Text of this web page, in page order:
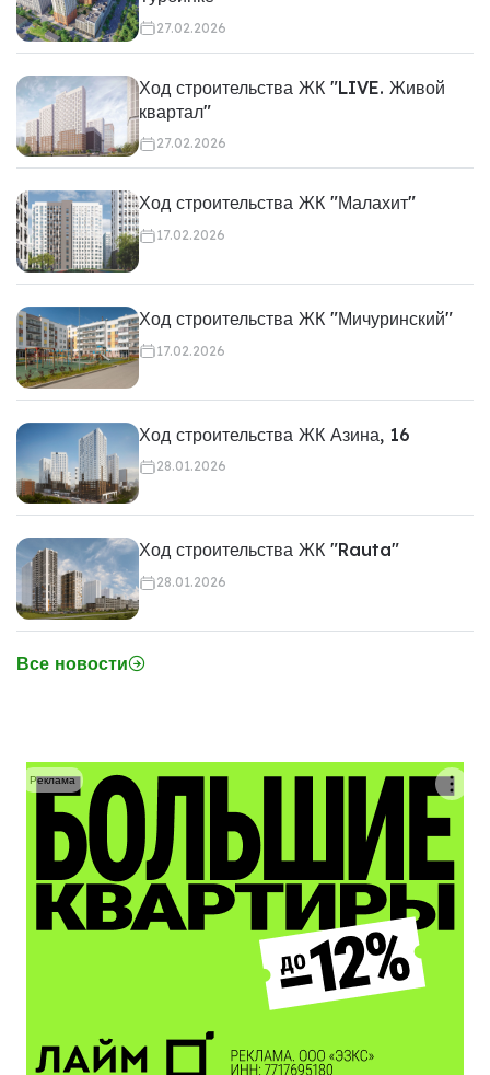
27.02.2026
Ход строительства ЖК "LIVE. Живой
квартал"
27.02.2026
Ход строительства ЖК "Малахит"
17.02.2026
Ход строительства ЖК "Мичуринский"
17.02.2026
Ход строительства ЖК Азина, 16
28.01.2026
Ход строительства ЖК "Rauta"
28.01.2026
Все новости
Реклама